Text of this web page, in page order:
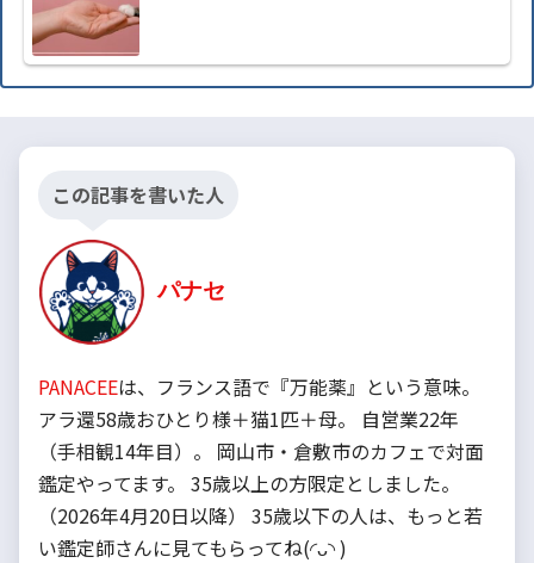
この記事を書いた人
パナセ
PANACEEは、フランス語で『万能薬』という意味。
アラ還58歳おひとり様＋猫1匹＋母。 自営業22年
（手相観14年目）。 岡山市・倉敷市のカフェで対面
鑑定やってます。 35歳以上の方限定としました。
（2026年4月20日以降） 35歳以下の人は、もっと若
い鑑定師さんに見てもらってね(◜ᴗ◝ )